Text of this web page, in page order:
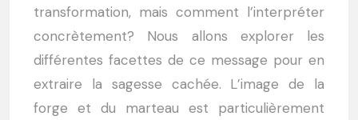
transformation, mais comment l’interpréter
concrètement? Nous allons explorer les
différentes facettes de ce message pour en
extraire la sagesse cachée. L’image de la
forge et du marteau est particulièrement